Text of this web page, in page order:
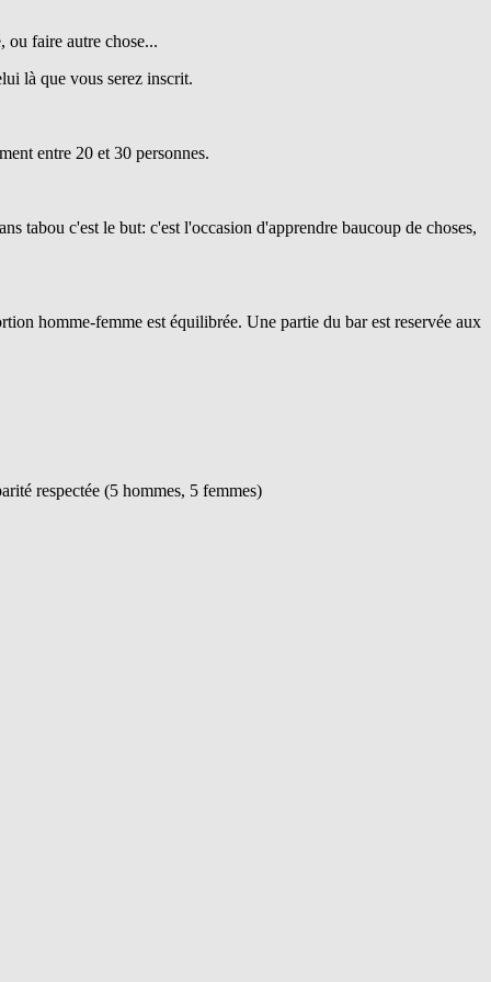
ou faire autre chose...
là que vous serez inscrit.
entre 20 et 30 personnes.
tabou c'est le but: c'est l'occasion d'apprendre baucoup de choses,
homme-femme est équilibrée. Une partie du bar est reservée aux
respectée (5 hommes, 5 femmes)